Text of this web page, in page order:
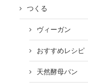
つくる
ヴィーガン
おすすめレシピ
天然酵母パン